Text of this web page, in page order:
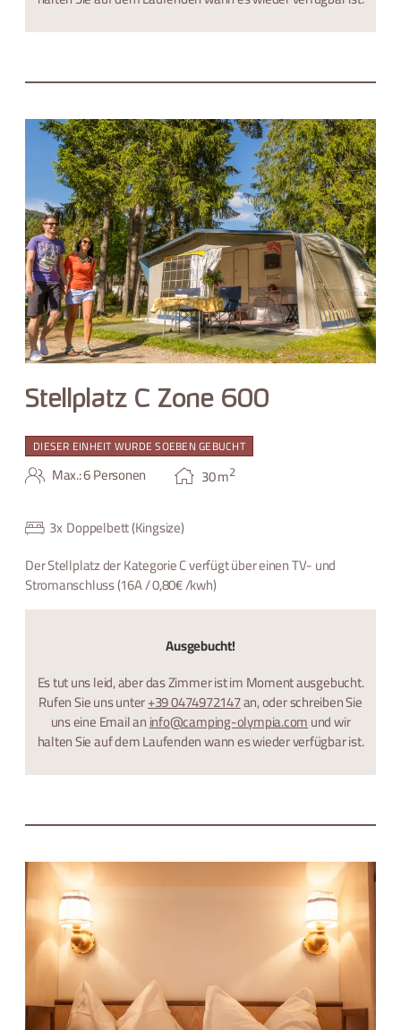
Stellplatz C Zone 600
DIESER EINHEIT WURDE SOEBEN GEBUCHT
Max.: 6 Personen 30m2
3xDoppelbett (Kingsize)
Der Stellplatz der Kategorie C verfügt über einen TV- und
Stromanschluss (16A / 0,80€ /kwh)
Ausgebucht!
Es tut uns leid, aber das Zimmer ist im Moment ausgebucht.
Rufen Sie uns unter+39 0474972147an, oder schreiben Sie
uns eine Email aninfo@camping-olympia.comund wir
halten Sie auf dem Laufenden wann es wieder verfügbar ist.